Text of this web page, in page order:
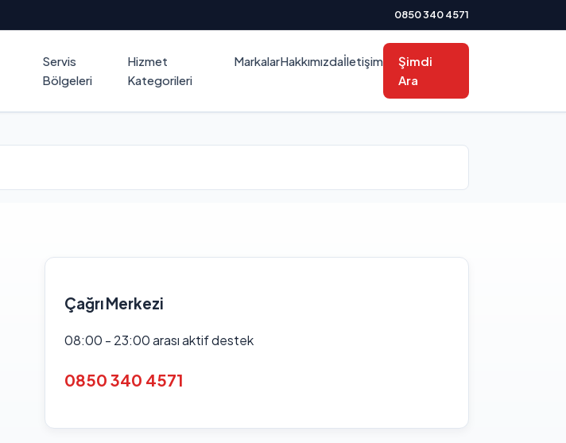
0850 340 4571
Servis
Bölgeleri
Hizmet
Kategorileri
MarkalarHakkımızdaİletişim
Şimdi
Ara
Çağrı Merkezi
08:00 - 23:00 arası aktif destek
0850 340 4571